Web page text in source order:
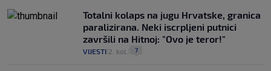
Totalni kolaps na jugu Hrvatske, granica
paralizirana. Neki iscrpljeni putnici
završili na Hitnoj: "Ovo je teror!"
VIJESTI 2. kol. 7